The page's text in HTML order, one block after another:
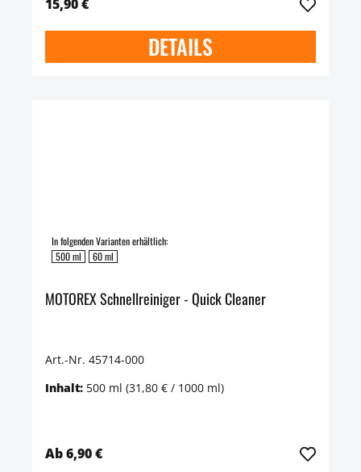
15,90 €
DETAILS
In folgenden Varianten erhältlich:
500 ml
60 ml
MOTOREX Schnellreiniger - Quick Cleaner
Art.-Nr. 45714-000
Inhalt: 500 ml (31,80 € / 1000 ml)
Ab 6,90 €